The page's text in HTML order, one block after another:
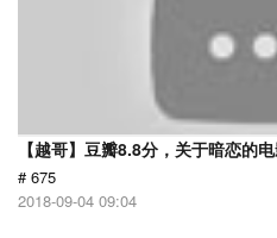
【越哥】豆瓣8.8分，关于暗恋的
# 675
2018-09-04 09:04